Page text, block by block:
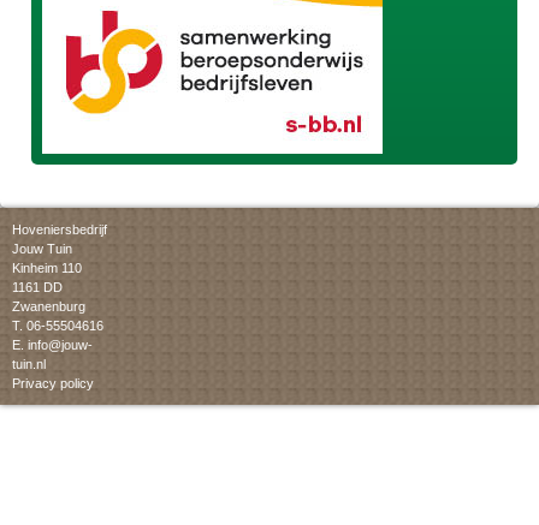
Hoveniersbedrijf
Jouw Tuin
Kinheim 110
1161 DD
Zwanenburg
T. 06-55504616
E. info@jouw-
tuin.nl
Privacy policy